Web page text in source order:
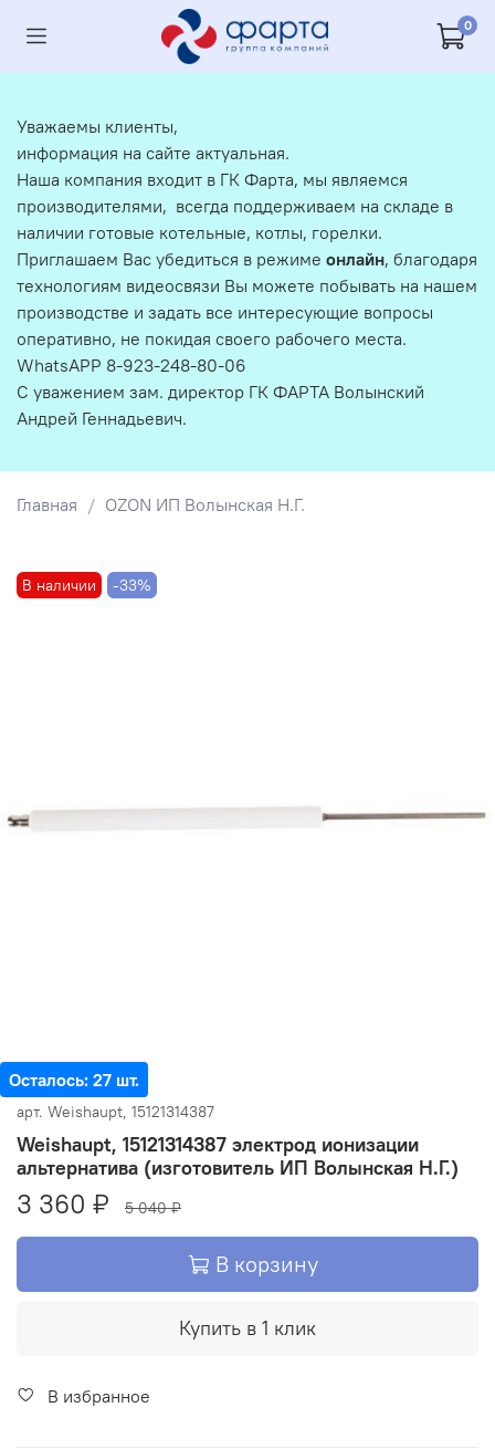
0
Главная OZON ИП Волынская Н.Г.
Осталось: 27 шт.
В наличии -33%
арт. Weishaupt, 15121314387
Weishaupt, 15121314387 электрод ионизации
альтернатива (изготовитель ИП Волынская Н.Г.)
3 360 ₽ 5 040 ₽
В корзину
Купить в 1 клик
В избранное
Уважаемы клиенты,
информация на сайте актуальная.
Наша компания входит в ГК Фарта, мы являемся
производителями, всегда поддерживаем на складе в
наличии готовые котельные, котлы, горелки.
Приглашаем Вас убедиться в режиме онлайн, благодаря
технологиям видеосвязи Вы можете побывать на нашем
производстве и задать все интересующие вопросы
оперативно, не покидая своего рабочего места.
WhatsAPP 8-923-248-80-06
С уважением зам. директор ГК ФАРТА Волынский
Андрей Геннадьевич.